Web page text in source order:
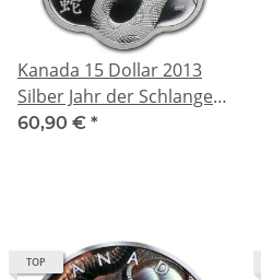
Kanada 15 Dollar 2013
Silber Jahr der Schlange
Lotus Blossom Proof 15
60,90 € *
TOP